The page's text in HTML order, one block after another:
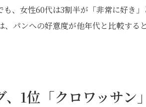
、女性60代は3割半が「非常に好き
パンへの好意度が他年代と比較する
1位「クロワッサン